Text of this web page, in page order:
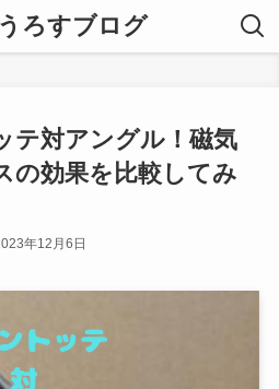
ろすブログ
テ対アングル！磁気
の効果を比較してみ
年12月6日